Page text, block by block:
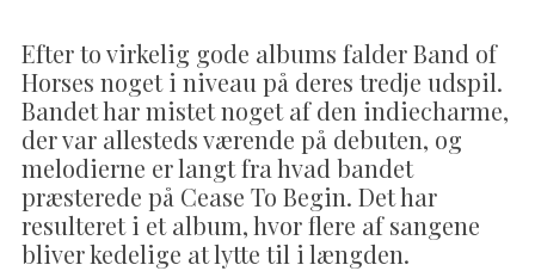
Efter to virkelig gode albums falder Band of
Horses noget i niveau på deres tredje udspil.
Bandet har mistet noget af den indiecharme,
der var allesteds værende på debuten, og
melodierne er langt fra hvad bandet
præsterede på Cease To Begin. Det har
resulteret i et album, hvor flere af sangene
bliver kedelige at lytte til i længden.